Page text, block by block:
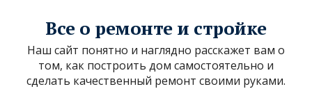
Все о ремонте и стройке
Наш сайт понятно и наглядно расскажет вам о
том, как построить дом самостоятельно и
сделать качественный ремонт своими руками.